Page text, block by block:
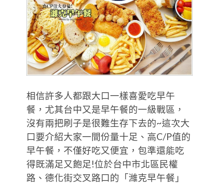
相信許多人都跟大口一樣喜愛吃早午
餐，尤其台中又是早午餐的一級戰區，
沒有兩把刷子是很難生存下去的~這次大
口要介紹大家一間份量十足、高C/P值的
早午餐，不僅好吃又便宜，包準還能吃
得既滿足又飽足!位於台中市北區民權
路、德化街交叉路口的「濰克早午餐」